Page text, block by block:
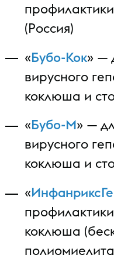
(Россия)
«Бубо-Кок» —
вирусного
коклюша и
«Бубо-М» —
вирусного
коклюша и
«
коклюша